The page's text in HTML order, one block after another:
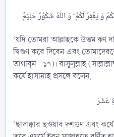
‘যদি তোমরা আল্লাহকে উত্তম ঋণ
দ্বিগুণ করে দিবেন এবং
তাগাবুন : ১৭)। রাসূলুল্লাহ
কর্যে হাসানাহ প্রসঙ্গে বলেন,
‘ছাদাক্বার ছওয়াব দশগুণ এবং